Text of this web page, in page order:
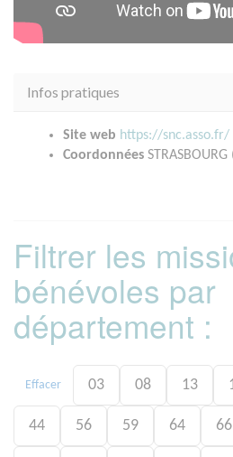
Infos pratiques
Site web https://snc.asso.fr/
Coordonnées
Filtrer les
bénévoles par
département :
Effacer 03 08 13
44 56 59 64 66